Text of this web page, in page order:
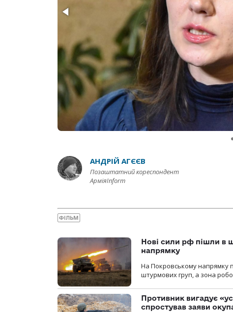
АНДРІЙ АГЄЄВ
Позаштатний кореспондент
АрміяInform
ФІЛЬМ
Нові сили рф пішли в
напрямку
На Покровському напрямку
штурмових груп, а зона
Противник вигадує
спростував заяви